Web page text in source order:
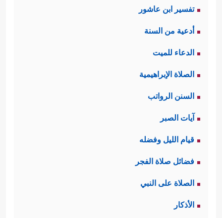
تفسير ابن عاشور
أدعية من السنة
الدعاء للميت
الصلاة الإبراهيمية
السنن الرواتب
آيات الصبر
قيام الليل وفضله
فضائل صلاة الفجر
الصلاة على النبي
الأذكار